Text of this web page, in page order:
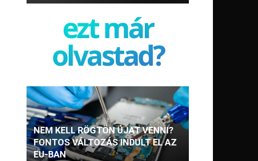
ezt már
olvastad?
NEM KELL RÖGTÖN ÚJAT VENNI?
FONTOS VÁLTOZÁS INDULT EL AZ
EU-BAN